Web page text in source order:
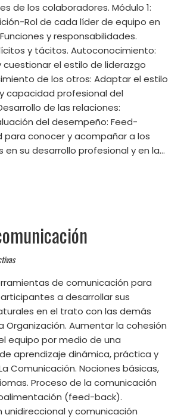
de los colaboradores. Módulo 1:
Rol de cada líder de equipo en
y responsabilidades.
y tácitos. Autoconocimiento:
cuestionar el estilo de liderazgo
de los otros: Adaptar el estilo
capacidad profesional del
de las relaciones:
del desempeño: Feed-
para conocer y acompañar a los
en su desarrollo profesional y en la…
de comunicación para
a desarrollar sus
en el trato con las demás
Organización. Aumentar la cohesión
equipo por medio de una
aprendizaje dinámica, práctica y
Comunicación. Nociones básicas,
Proceso de la comunicación
(feed-back).
unidireccional y comunicación